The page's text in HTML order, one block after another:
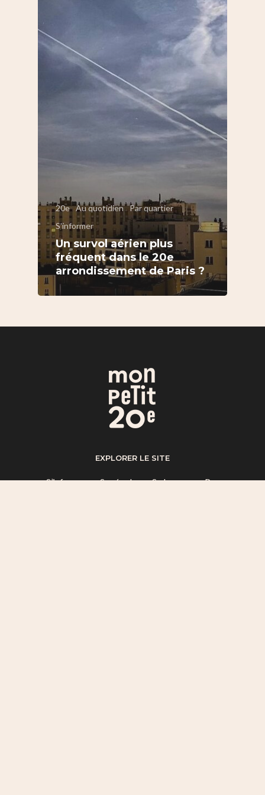
20e Au quotidien Par quartier
S'informer
Un survol aérien plus
fréquent dans le 20e
arrondissement de Paris ?
EXPLORER LE SITE
S’informer–Se régaler–Se bouger–Par
Enfants
Sport & bien-être
Pelleport / Saint-
Télégraphe
Père Lachaise /
Plaine Lagny
Saint-Blaise / Réunion
Nous Soutenir